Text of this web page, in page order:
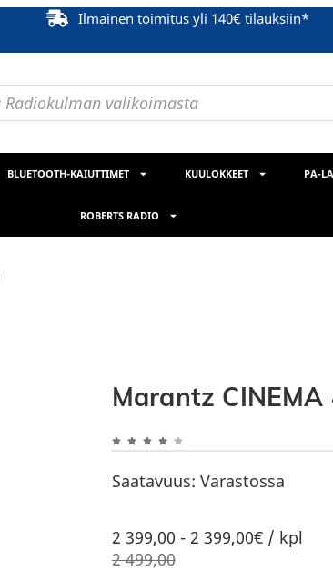
Ilmainen toimitus yli 140€ tilauksiin*
BLUETOOTH-KAIUTTIMET KUULOKKEET PA-
ROBERTS RADIO
Marantz
Saatavuus: Varastossa
2 399,00 - 2 399,00€ / kpl
2 499,00